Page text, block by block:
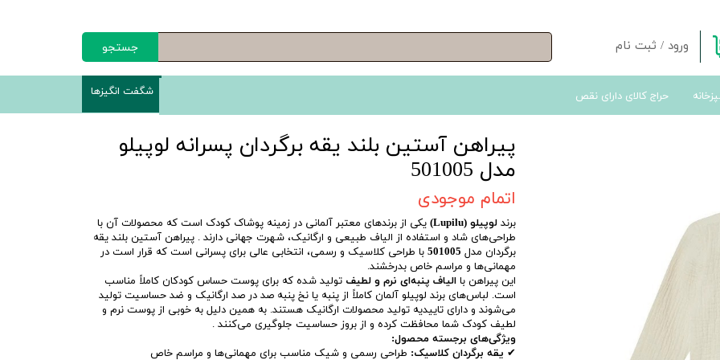
ورود / ثبت نام
تغییر گذر واژه
جستجو
حراج کالای دارای نقص شگفت انگیزها
پیراهن آستین بلند یقه برگردان پسرانه لوپیلو
مدل 501005
اتمام موجودی
برند لوپیلو (Lupilu)
یکی از برندهای معتبر آلمانی در زمینه پوشاک کودک است که محصولات آن با
طراحی‌های شاد و استفاده از الیاف طبیعی و ارگانیک، شهرت جهانی دارند . پیراهن آستین بلند یقه
برگردان مدل 501005 با طراحی کلاسیک و رسمی، انتخابی عالی برای پسرانی است که قرار است در
مهمانی‌ها و مراسم خاص بدرخشند.
این پیراهن با الیاف پنبه‌ای نرم و لطیف تولید شده که برای پوست حساس کودکان کاملاً مناسب
است. لباس‌های برند لوپیلو آلمان کاملاً از پنبه یا نخ پنبه صد در صد ارگانیک و ضد حساسیت تولید
می‌شوند و دارای تاییدیه تولید محصولات ارگانیک هستند. به همین دلیل به خوبی از پوست نرم و
لطیف کودک شما محافظت کرده و از بروز حساسیت جلوگیری می‌کنند .
ویژگی‌های برجسته محصول:
✔ یقه برگردان کلاسیک: طراحی رسمی و شیک مناسب برای مهمانی‌ها و مراسم خاص